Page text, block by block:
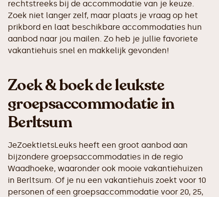
rechtstreeks bij de accommodatie van je keuze.
Zoek niet langer zelf, maar plaats je vraag op het
prikbord en laat beschikbare accommodaties hun
aanbod naar jou mailen. Zo heb je jullie favoriete
vakantiehuis snel en makkelijk gevonden!
Zoek & boek de leukste
groepsaccommodatie in
Berltsum
JeZoektIetsLeuks heeft een groot aanbod aan
bijzondere groepsaccommodaties in de regio
Waadhoeke, waaronder ook mooie vakantiehuizen
in Berltsum. Of je nu een vakantiehuis zoekt voor 10
personen of een groepsaccommodatie voor 20, 25,